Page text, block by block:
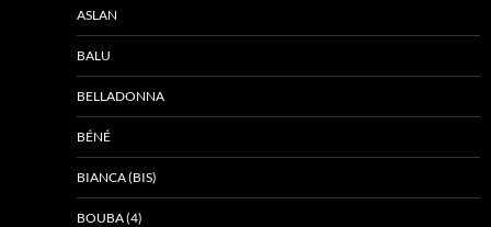
ASLAN
BALU
BELLADONNA
BÉNÉ
BIANCA (BIS)
BOUBA (4)